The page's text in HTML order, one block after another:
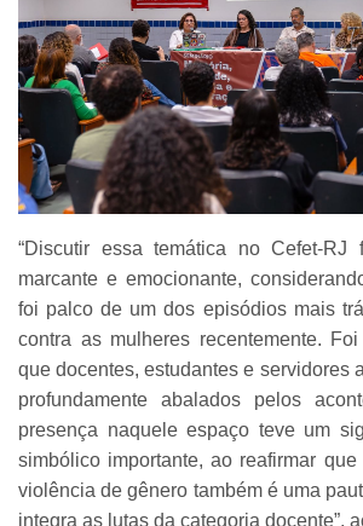
“Discutir essa temática no Cefet-RJ
marcante e emocionante,
foi palco de um dos episódios mais
contra as mulheres recentemente.
que docentes, estudantes e servidores
profundamente abalados pelos
presença naquele espaço teve um
simbólico importante, ao reafirmar
violência de gênero também é uma
integra as lutas da categoria docente”,